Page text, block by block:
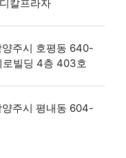
칼프라자
양주시 호평동 640-
로빌딩 4층 403호
양주시 평내동 604-